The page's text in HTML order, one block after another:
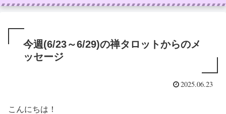
今週(6/23～6/29)の禅タロットからのメ
ッセージ
2025.06.23
こんにちは！